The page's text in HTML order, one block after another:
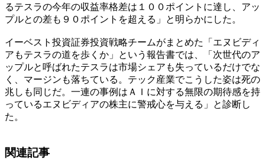
るテスラの今年の収益率格差は１００ポイントに達し、アッ
プルとの差も９０ポイントを超える」と明らかにした。
イーベスト投資証券投資戦略チームがまとめた「エヌビディ
アもテスラの道を歩くか」という報告書では、「次世代のア
ップルと呼ばれたテスラは市場シェアも失っているだけでな
く、マージンも落ちている。テック産業でこうした姿は死の
兆しも同じだ。一連の事例はＡＩに対する無限の期待感を持
っているエヌビディアの株主に警戒心を与える」と診断し
た。
関連記事